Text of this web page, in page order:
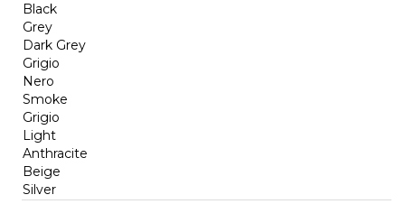
Black
Grey
Dark Grey
Grigio
Nero
Smoke
Grigio
Light
Anthracite
Beige
Silver